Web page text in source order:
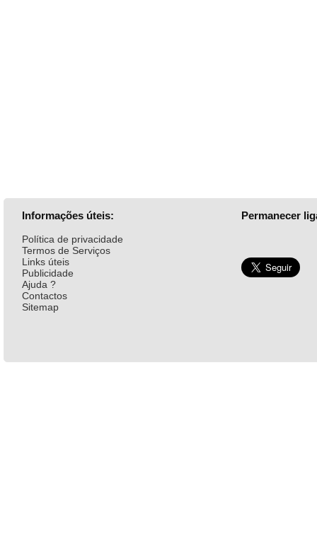
Informações úteis:
Política de privacidade
Termos de Serviços
Links úteis
Publicidade
Ajuda ?
Contactos
Sitemap
Permanecer